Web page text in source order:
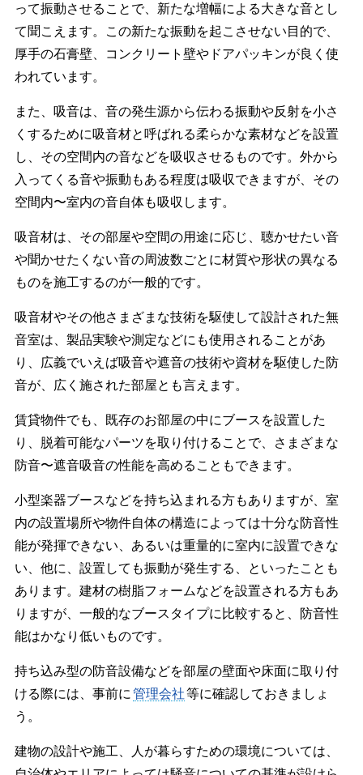
って振動させることで、新たな増幅による大きな音とし
て聞こえます。この新たな振動を起こさせない目的で、
厚手の石膏壁、コンクリート壁やドアパッキンが良く使
われています。
また、吸音は、音の発生源から伝わる振動や反射を小さ
くするために吸音材と呼ばれる柔らかな素材などを設置
し、その空間内の音などを吸収させるものです。外から
入ってくる音や振動もある程度は吸収できますが、その
空間内〜室内の音自体も吸収します。
吸音材は、その部屋や空間の用途に応じ、聴かせたい音
や聞かせたくない音の周波数ごとに材質や形状の異なる
ものを施工するのが一般的です。
吸音材やその他さまざまな技術を駆使して設計された無
音室は、製品実験や測定などにも使用されることがあ
り、広義でいえば吸音や遮音の技術や資材を駆使した防
音が、広く施された部屋とも言えます。
賃貸物件でも、既存のお部屋の中にブースを設置した
り、脱着可能なパーツを取り付けることで、さまざまな
防音〜遮音吸音の性能を高めることもできます。
小型楽器ブースなどを持ち込まれる方もありますが、室
内の設置場所や物件自体の構造によっては十分な防音性
能が発揮できない、あるいは重量的に室内に設置できな
い、他に、設置しても振動が発生する、といったことも
あります。建材の樹脂フォームなどを設置される方もあ
りますが、一般的なブースタイプに比較すると、防音性
能はかなり低いものです。
持ち込み型の防音設備などを部屋の壁面や床面に取り付
ける際には、事前に 管理会社等に確認しておきましょ
う。
建物の設計や施工、人が暮らすための環境については、